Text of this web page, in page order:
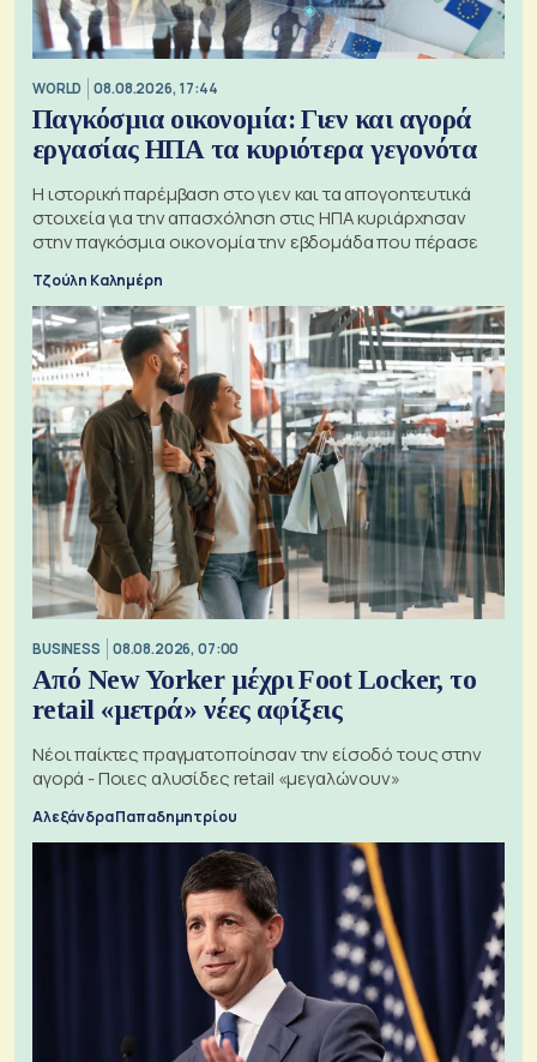
WORLD 08.08.2026, 17:44
Παγκόσμια οικονομία: Γιεν και αγορά
εργασίας ΗΠΑ τα κυριότερα γεγονότα
Η ιστορική παρέμβαση στο γιεν και τα απογοητευτικά
στοιχεία για την απασχόληση στις ΗΠΑ κυριάρχησαν
στην παγκόσμια οικονομία την εβδομάδα που πέρασε
Τζούλη Καλημέρη
BUSINESS 08.08.2026, 07:00
Από New Yorker μέχρι Foot Locker, το
retail «μετρά» νέες αφίξεις
Νέοι παίκτες πραγματοποίησαν την είσοδό τους στην
αγορά - Ποιες αλυσίδες retail «μεγαλώνουν»
Αλεξάνδρα Παπαδημητρίου